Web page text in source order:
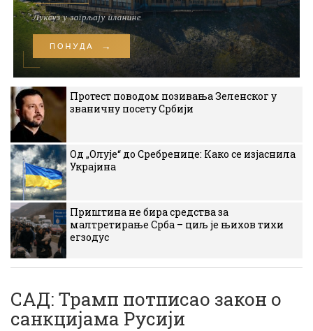
Протест поводом позивања Зеленског у
званичну посету Србији
Од „Олује“ до Сребренице: Како се изјаснила
Украјина
Приштина не бира средства за
малтретирање Срба – циљ је њихов тихи
егзодус
САД: Трамп потписао закон о
санкцијама Русији